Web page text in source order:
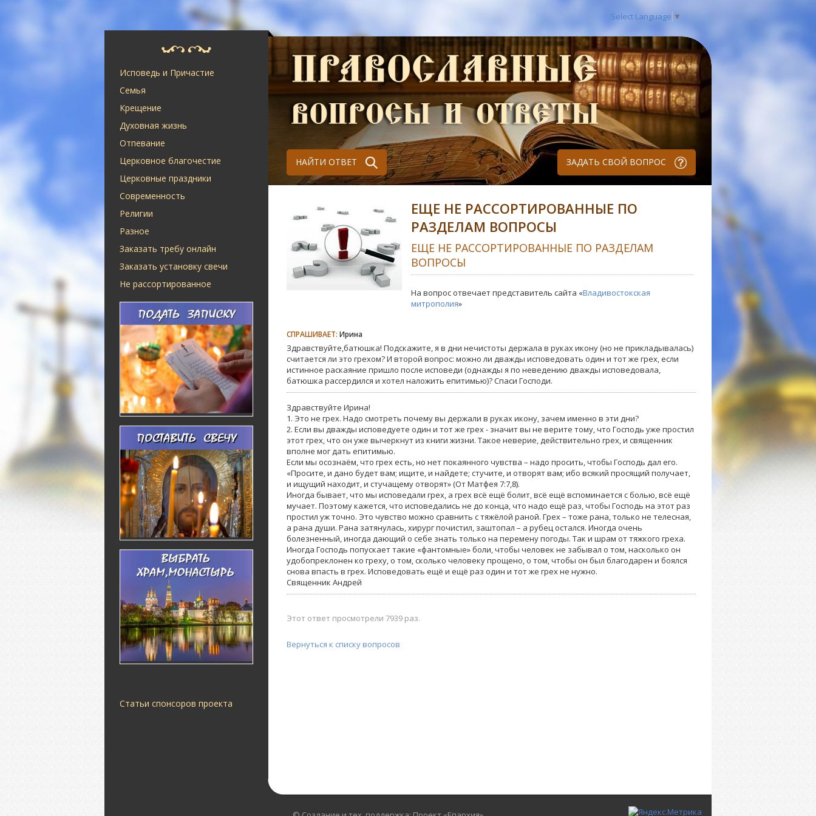
Select Language ▼
Исповедь и Причастие
Семья
Крещение
Духовная жизнь
Отпевание
Церковное благочестие
Церковные праздники
Современность
Религии
Разное
Заказать требу онлайн
Заказать установку свечи
Не рассортированное
Статьи спонсоров проекта
НАЙТИ ОТВЕТ ЗАДАТЬ СВОЙ ВОПРОС
ЕЩЕ НЕ РАССОРТИРОВАННЫЕ ПО
РАЗДЕЛАМ ВОПРОСЫ
ЕЩЕ НЕ РАССОРТИРОВАННЫЕ ПО РАЗДЕЛАМ
ВОПРОСЫ
На вопрос отвечает представитель сайта «Владивостокская
митрополия»
СПРАШИВАЕТ: Ирина
Здравствуйте,батюшка! Подскажите, я в дни нечистоты держала в руках икону (но не прикладывалась)
считается ли это грехом? И второй вопрос: можно ли дважды исповедовать один и тот же грех, если
истинное раскаяние пришло после исповеди (однажды я по неведению дважды исповедовала,
батюшка рассердился и хотел наложить епитимью)? Спаси Господи.
Здравствуйте Ирина!
1. Это не грех. Надо смотреть почему вы держали в руках икону, зачем именно в эти дни?
2. Если вы дважды исповедуете один и тот же грех - значит вы не верите тому, что Господь уже простил
этот грех, что он уже вычеркнут из книги жизни. Такое неверие, действительно грех, и священник
вполне мог дать епитимью.
Если мы осознаём, что грех есть, но нет покаянного чувства – надо просить, чтобы Господь дал его.
«Просите, и дано будет вам; ищите, и найдете; стучите, и отворят вам; ибо всякий просящий получает,
и ищущий находит, и стучащему отворят» (От Матфея 7:7,8).
Иногда бывает, что мы исповедали грех, а грех всё ещё болит, всё ещё вспоминается с болью, всё ещё
мучает. Поэтому кажется, что исповедались не до конца, что надо ещё раз, чтобы Господь на этот раз
простил уж точно. Это чувство можно сравнить с тяжёлой раной. Грех – тоже рана, только не телесная,
а рана души. Рана затянулась, хирург почистил, заштопал – а рубец остался. Иногда очень
болезненный, иногда дающий о себе знать только на перемену погоды. Так и шрам от тяжкого греха.
Иногда Господь попускает такие «фантомные» боли, чтобы человек не забывал о том, насколько он
удобопреклонен ко греху, о том, сколько человеку прощено, о том, чтобы он был благодарен и боялся
снова впасть в грех. Исповедовать ещё и ещё раз один и тот же грех не нужно.
Священник Андрей
Этот ответ просмотрели 7939 раз.
Вернуться к списку вопросов